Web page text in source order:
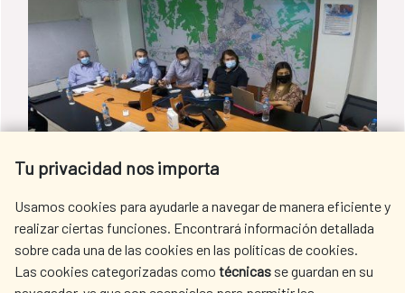
Trabajo conjunto para el
Tu privacidad nos importa
Usamos cookies para ayudarle a navegar de manera eficiente y
realizar ciertas funciones. Encontrará información detallada
sobre cada una de las cookies en las políticas de cookies.
Las cookies categorizadas como técnicas se guardan en su